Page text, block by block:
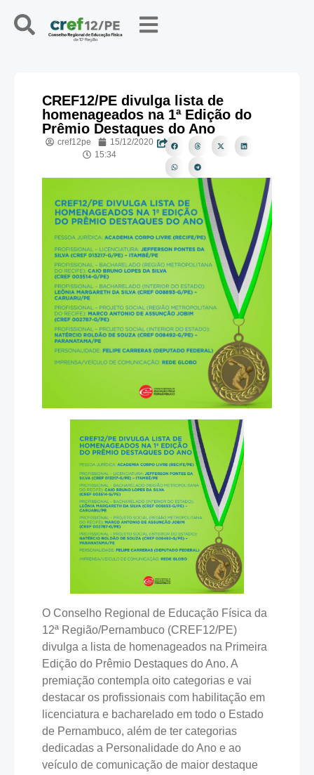
CREF12/PE divulga lista de
homenageados na 1ª Edição do
Prêmio Destaques do Ano
cref12pe
15/12/2020
15:34
O Conselho Regional de Educação Física da
12ª Região/Pernambuco (CREF12/PE)
divulga a lista de homenageados na Primeira
Edição do Prêmio Destaques do Ano. A
premiação contempla oito categorias e vai
destacar os profissionais com habilitação em
licenciatura e bacharelado em todo o Estado
de Pernambuco, além de ter categorias
dedicadas a Personalidade do Ano e ao
veículo de comunicação de maior destaque